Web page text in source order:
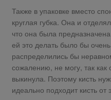
Также в упаковке вместо
круглая губка. Она и
что она была
ей это делать было бы
распределились бы
сожалению, не могу, так
выкинула. Поэтому кисть
идеально подходит кисть от